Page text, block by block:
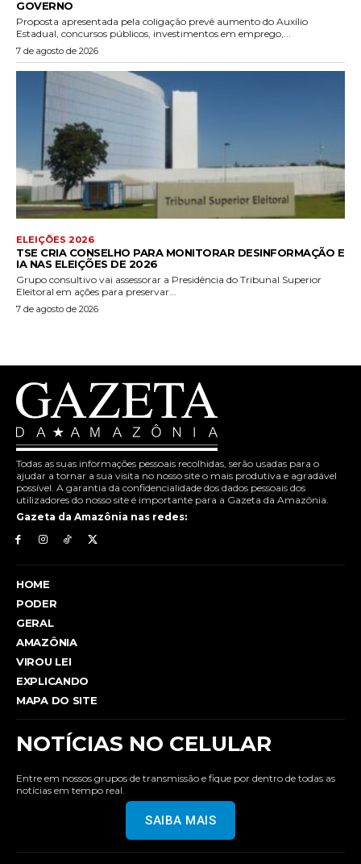
GOVERNO
Proposta apresentada pela coligação prevê aumento do Auxílio
Estadual, concursos públicos, investimentos em emprego,...
7 de agosto de 2026
ELEIÇÕES 2026
TSE CRIA CONSELHO PARA MONITORAR DESINFORMAÇÃO E
IA NAS ELEIÇÕES DE 2026
Grupo consultivo vai assessorar a Presidência do Tribunal Superior
Eleitoral em ações para preservar...
7 de agosto de 2026
Todas as suas informações pessoais recolhidas, serão usadas para o
ajudar a tornar a sua visita no nosso site o mais produtiva e agradável
possível. A garantia da confidencialidade dos dados pessoais dos
utilizadores do nosso site é importante para a Gazeta da Amazônia.
Gazeta da Amazônia nas redes:
HOME
PODER
GERAL
AMAZÔNIA
VIROU LEI
EXPLICANDO
MAPA DO SITE
NOTÍCIAS NO CELULAR
Entre em nossos grupos de transmissão e fique por dentro de todas as
notícias em tempo real.
SAIBA MAIS